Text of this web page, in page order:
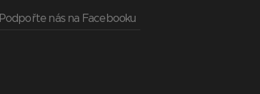
Podpořte nás na Facebooku